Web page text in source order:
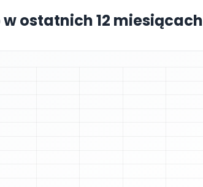
ostatnich 12 miesiącach